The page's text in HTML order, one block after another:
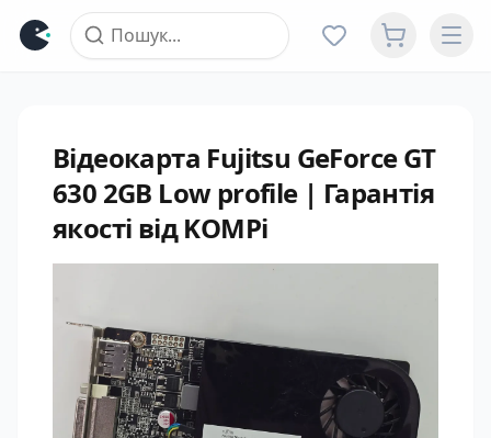
Відеокарта Fujitsu GeForce GT
630 2GB Low profile | Гарантія
якості від KOMPi